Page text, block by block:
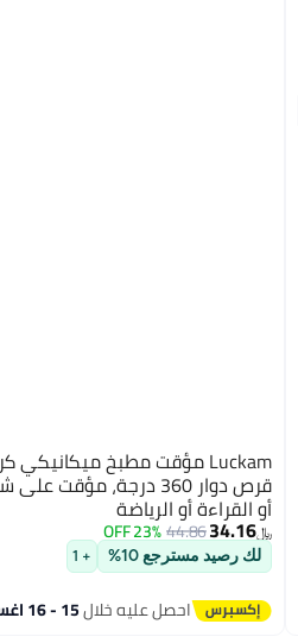
قرص دوار 360 درجة،
أو القراءة أو الرياضة
﷼‏34.16
44.86
23% OFF
لك رصيد مسترجع 10% + 1
احصل عليه خلال15 - 16 اغسطس